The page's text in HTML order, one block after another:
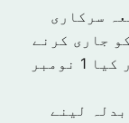
سرکاری
جاری کرنے
کیا
1 نومبر
لینے